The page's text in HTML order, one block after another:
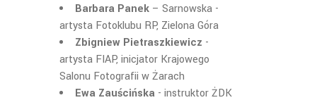
Barbara Panek – Sarnowska -
artysta Fotoklubu RP, Zielona Góra
Zbigniew Pietraszkiewicz -
artysta FIAP, inicjator Krajowego
Salonu Fotografii w Żarach
Ewa Zauścińska - instruktor ŻDK